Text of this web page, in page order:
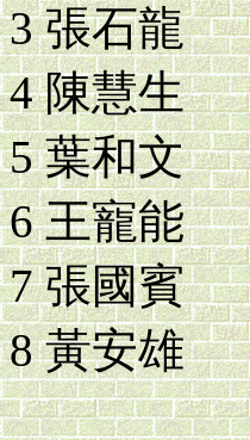
3 張石龍
4 陳慧生
5 葉和文
6 王寵能
7 張國賓
8 黃安雄